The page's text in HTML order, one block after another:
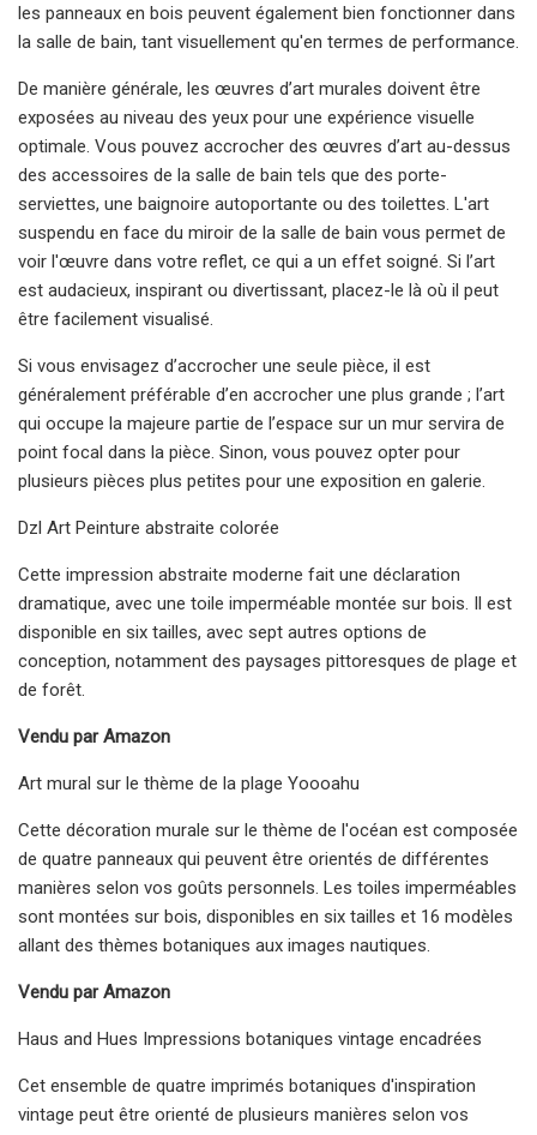
les panneaux en bois peuvent également bien fonctionner dans
la salle de bain, tant visuellement qu'en termes de performance.
De manière générale, les œuvres d’art murales doivent être
exposées au niveau des yeux pour une expérience visuelle
optimale. Vous pouvez accrocher des œuvres d’art au-dessus
des accessoires de la salle de bain tels que des porte-
serviettes, une baignoire autoportante ou des toilettes. L'art
suspendu en face du miroir de la salle de bain vous permet de
voir l'œuvre dans votre reflet, ce qui a un effet soigné. Si l’art
est audacieux, inspirant ou divertissant, placez-le là où il peut
être facilement visualisé.
Si vous envisagez d’accrocher une seule pièce, il est
généralement préférable d’en accrocher une plus grande ; l’art
qui occupe la majeure partie de l’espace sur un mur servira de
point focal dans la pièce. Sinon, vous pouvez opter pour
plusieurs pièces plus petites pour une exposition en galerie.
Dzl Art Peinture abstraite colorée
Cette impression abstraite moderne fait une déclaration
dramatique, avec une toile imperméable montée sur bois. Il est
disponible en six tailles, avec sept autres options de
conception, notamment des paysages pittoresques de plage et
de forêt.
Vendu par Amazon
Art mural sur le thème de la plage Yoooahu
Cette décoration murale sur le thème de l'océan est composée
de quatre panneaux qui peuvent être orientés de différentes
manières selon vos goûts personnels. Les toiles imperméables
sont montées sur bois, disponibles en six tailles et 16 modèles
allant des thèmes botaniques aux images nautiques.
Vendu par Amazon
Haus and Hues Impressions botaniques vintage encadrées
Cet ensemble de quatre imprimés botaniques d'inspiration
vintage peut être orienté de plusieurs manières selon vos